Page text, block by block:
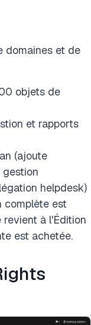
domaines et de
objets de
et rapports
(ajoute
helpdesk)
complète est
revient à l'Édition
est achetée.